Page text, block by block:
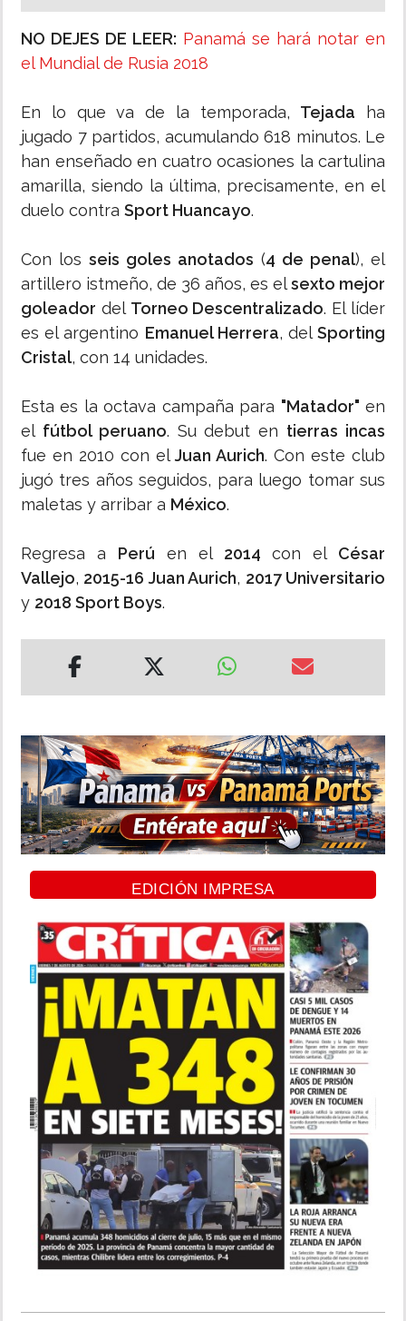
NO DEJES DE LEER: Panamá se hará notar en
el Mundial de Rusia 2018
En lo que va de la temporada, Tejada ha
jugado 7 partidos, acumulando 618 minutos. Le
han enseñado en cuatro ocasiones la cartulina
amarilla, siendo la última, precisamente, en el
duelo contra Sport Huancayo.
Con los seis goles anotados (4 de penal), el
artillero istmeño, de 36 años, es elsexto mejor
goleador del Torneo Descentralizado. El líder
es el argentino Emanuel Herrera, delSporting
Cristal, con 14 unidades.
Esta es la octava campaña para "Matador" en
el fútbol peruano. Su debut en tierras incas
fue en 2010 con elJuan Aurich. Con este club
jugó tres años seguidos, para luego tomar sus
maletas y arribar a México.
Regresa a Perú en el 2014 con el César
Vallejo, 2015-16 Juan Aurich, 2017 Universitario
y 2018 Sport Boys.
EDICIÓN IMPRESA